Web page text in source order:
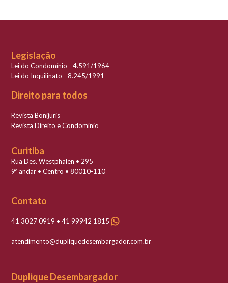
Legislação
Lei do Condomínio - 4.591/1964
Lei do Inquilinato - 8.245/1991
Direito para todos
Revista Bonijuris
Revista Direito e Condomínio
Curitiba
Rua Des. Westphalen • 295
9º andar • Centro • 80010-110
Contato
41 3027 0919 • 41 99942 1815
atendimento@dupliquedesembargador.com.br
Duplique Desembargador